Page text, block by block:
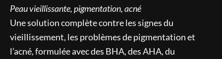
Peau vieillissante, pigmentation, acné
Une solution complète contre les signes du
vieillissement, les problèmes de pigmentation et
l’acné, formulée avec des BHA, des AHA, du